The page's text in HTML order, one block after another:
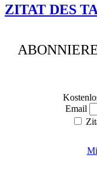
ZITAT DES
Email